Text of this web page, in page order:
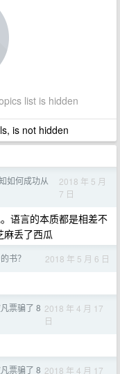
list is hidden
is not hidden
如何成功从
2018 年 5 月
7 日
语言的本质都是相差不
麻丢了西瓜
书？ 2018 年 5 月 6 日
票骗了 8 2018 年 4 月 17
日
票骗了 8 2018 年 4 月 17